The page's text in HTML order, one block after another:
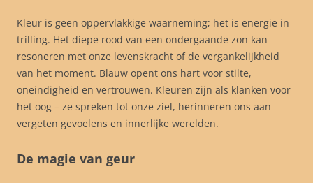
Kleur is geen oppervlakkige waarneming; het is energie in
trilling. Het diepe rood van een ondergaande zon kan
resoneren met onze levenskracht of de vergankelijkheid
van het moment. Blauw opent ons hart voor stilte,
oneindigheid en vertrouwen. Kleuren zijn als klanken voor
het oog – ze spreken tot onze ziel, herinneren ons aan
vergeten gevoelens en innerlijke werelden.
De magie van geur